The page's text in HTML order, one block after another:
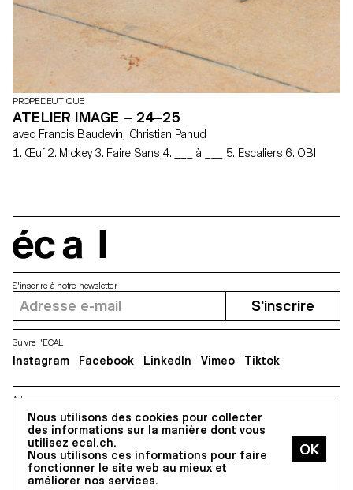
PROPEDEUTIQUE
ATELIER IMAGE – 24–25
avec Francis Baudevin, Christian Pahud
1. Œuf 2. Mickey 3. Faire Sans 4. ___ à ___ 5. Escaliers 6. OBI
Nous utilisons des cookies pour collecter
des informations sur la manière dont vous
utilisez ecal.ch.
Nous utilisons ces informations pour faire
fonctionner le site web au mieux et
améliorer nos services.
Adresse
5, avenue du Temple, CH-1020 Renens
S'inscrire à notre newsletter
S'inscrire
Suivre l'ECAL
Instagram Facebook LinkedIn Vimeo Tiktok
Tous droits réservés @2026
Contact Impressum Hub Presse